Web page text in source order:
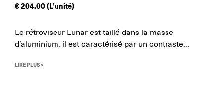
€204.00(L’unité)
Le rétroviseur Lunar est taillé dans la masse
d’aluminium, il est caractérisé par un contraste...
LIRE PLUS >